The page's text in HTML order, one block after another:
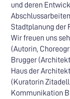
und deren
Stadtplanung der
Wir freuen uns
(Autorin,
Brugger
Haus der
(Kuratorin
Kommunikation